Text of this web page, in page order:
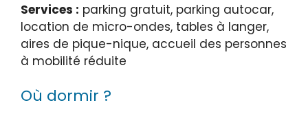
Services : parking gratuit, parking autocar,
location de micro-ondes, tables à langer,
aires de pique-nique, accueil des personnes
à mobilité réduite
Où dormir ?